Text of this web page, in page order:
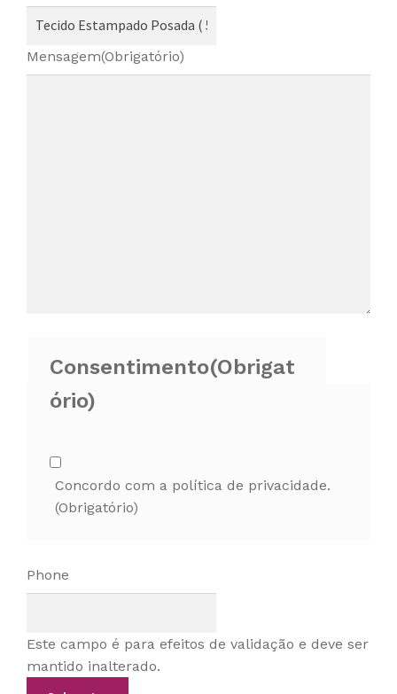
Mensagem(Obrigatório)
Consentimento(Obrigat
ório)
Concordo com a política de privacidade.
(Obrigatório)
Phone
Este campo é para efeitos de validação e deve ser
mantido inalterado.